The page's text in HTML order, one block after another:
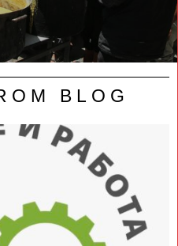
BLOG